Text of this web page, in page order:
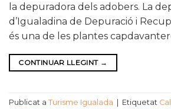
la depuradora dels adobers. La
d’Igualadina de Depuració i
és una de les plantes
CONTINUAR LLEGINT →
Publicat a Turisme Igualada Etiquetat